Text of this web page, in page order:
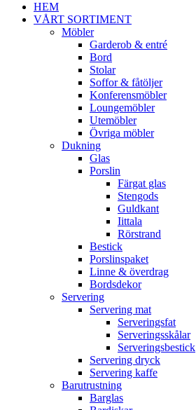
HEM
VÅRT SORTIMENT
Möbler
Garderob & entré
Bord
Stolar
Soffor & fåtöljer
Konferensmöbler
Loungemöbler
Utemöbler
Övriga möbler
Dukning
Glas
Porslin
Färgat glas
Stengods
Guldkant
Iittala
Rörstrand
Bestick
Porslinspaket
Linne & överdrag
Bordsdekor
Servering
Servering mat
Serveringsfat
Serveringsskålar
Serveringsbestick
Servering dryck
Servering kaffe
Barutrustning
Barglas